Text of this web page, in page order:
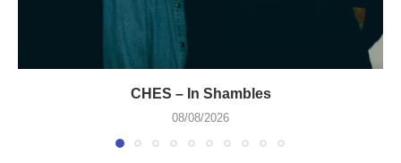
CHES – In Shambles
08/08/2026